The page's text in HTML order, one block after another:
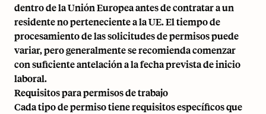
dentro de la Unión Europea antes de contratar a un
residente no perteneciente a la UE. El tiempo de
procesamiento de las solicitudes de permisos puede
variar, pero generalmente se recomienda comenzar
con suficiente antelación a la fecha prevista de inicio
laboral.
Requisitos para permisos de trabajo
Cada tipo de permiso tiene requisitos específicos que